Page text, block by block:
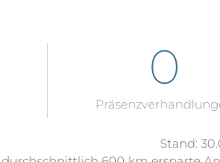
0
Stand: